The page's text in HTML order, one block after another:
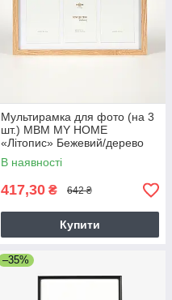
Мультирамка для фото (на 3
шт.) МВМ MY HOME
«Літопис» Бежевий/дерево
(PH-7 BEIGE/WOOD)
В наявності
417,30 ₴ 642 ₴
Купити
–35%